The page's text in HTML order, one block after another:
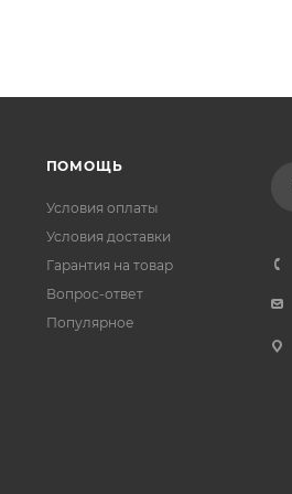
ПОМОЩЬ
Условия оплаты
Условия доставки
Гарантия на товар
Вопрос-ответ
Популярное